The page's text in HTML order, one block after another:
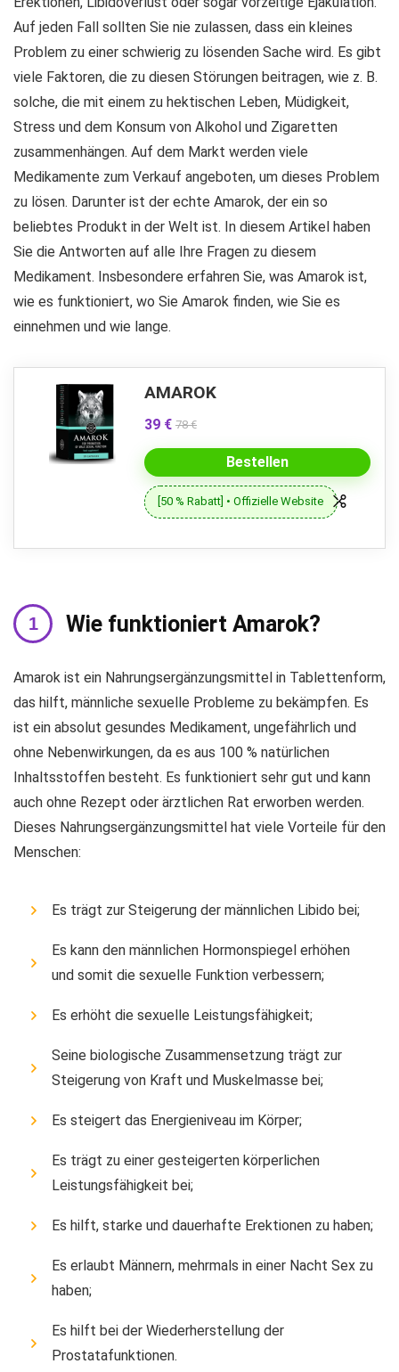
Auf jeden Fall sollten Sie nie zulassen, dass ein kleines
Problem zu einer schwierig zu lösenden Sache wird. Es gibt
viele Faktoren, die zu diesen Störungen beitragen, wie z. B.
solche, die mit einem zu hektischen Leben, Müdigkeit,
Stress und dem Konsum von Alkohol und Zigaretten
zusammenhängen. Auf dem Markt werden viele
Medikamente zum Verkauf angeboten, um dieses Problem
zu lösen. Darunter ist der echte Amarok, der ein so
beliebtes Produkt in der Welt ist. In diesem Artikel haben
Sie die Antworten auf alle Ihre Fragen zu diesem
Medikament. Insbesondere erfahren Sie, was Amarok ist,
wie es funktioniert, wo Sie Amarok finden, wie Sie es
einnehmen und wie lange.
AMAROK
39 € 78 €
Bestellen
[50 % Rabatt] • Offizielle Website
Wie funktioniert Amarok?
Amarok ist ein Nahrungsergänzungsmittel in Tablettenform,
das hilft, männliche sexuelle Probleme zu bekämpfen. Es
ist ein absolut gesundes Medikament, ungefährlich und
ohne Nebenwirkungen, da es aus 100 % natürlichen
Inhaltsstoffen besteht. Es funktioniert sehr gut und kann
auch ohne Rezept oder ärztlichen Rat erworben werden.
Dieses Nahrungsergänzungsmittel hat viele Vorteile für den
Menschen:
Es trägt zur Steigerung der männlichen Libido bei;
Es kann den männlichen Hormonspiegel erhöhen
und somit die sexuelle Funktion verbessern;
Es erhöht die sexuelle Leistungsfähigkeit;
Seine biologische Zusammensetzung trägt zur
Steigerung von Kraft und Muskelmasse bei;
Es steigert das Energieniveau im Körper;
Es trägt zu einer gesteigerten körperlichen
Leistungsfähigkeit bei;
Es hilft, starke und dauerhafte Erektionen zu haben;
Es erlaubt Männern, mehrmals in einer Nacht Sex zu
haben;
Es hilft bei der Wiederherstellung der
Prostatafunktionen.